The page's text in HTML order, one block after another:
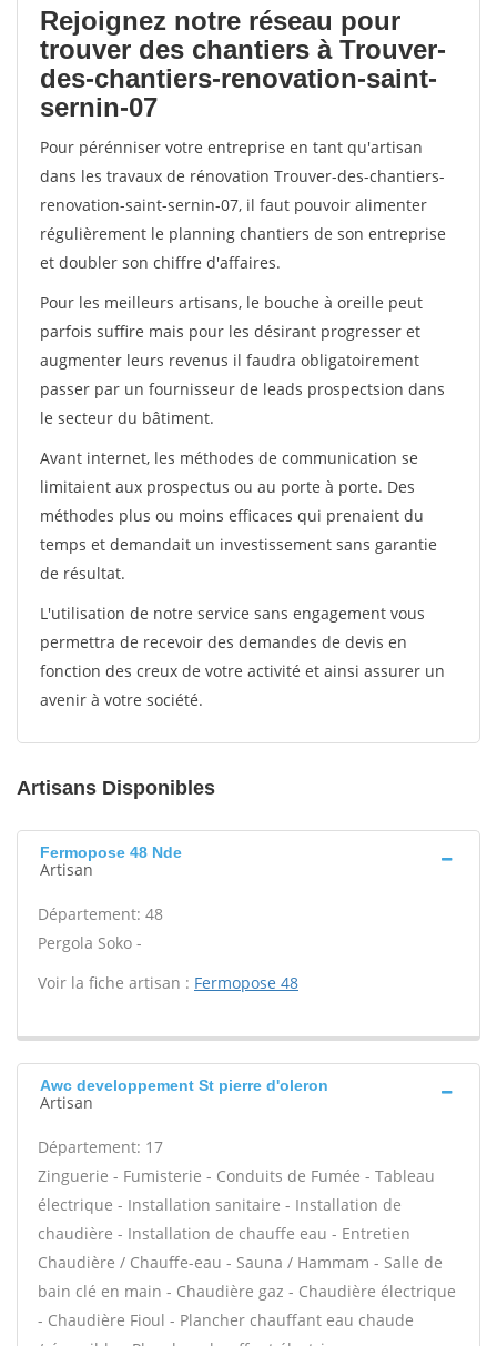
Rejoignez notre réseau pour
trouver des chantiers à Trouver-
des-chantiers-renovation-saint-
sernin-07
Pour pérénniser votre entreprise en tant qu'artisan
dans les travaux de rénovation Trouver-des-chantiers-
renovation-saint-sernin-07, il faut pouvoir alimenter
régulièrement le planning chantiers de son entreprise
et doubler son chiffre d'affaires.
Pour les meilleurs artisans, le bouche à oreille peut
parfois suffire mais pour les désirant progresser et
augmenter leurs revenus il faudra obligatoirement
passer par un fournisseur de leads prospectsion dans
le secteur du bâtiment.
Avant internet, les méthodes de communication se
limitaient aux prospectus ou au porte à porte. Des
méthodes plus ou moins efficaces qui prenaient du
temps et demandait un investissement sans garantie
de résultat.
L'utilisation de notre service sans engagement vous
permettra de recevoir des demandes de devis en
fonction des creux de votre activité et ainsi assurer un
avenir à votre société.
Artisans Disponibles
Fermopose 48 Nde
Artisan
Département: 48
Pergola Soko -
Voir la fiche artisan : Fermopose 48
Awc developpement St pierre d'oleron
Artisan
Département: 17
Zinguerie - Fumisterie - Conduits de Fumée - Tableau
électrique - Installation sanitaire - Installation de
chaudière - Installation de chauffe eau - Entretien
Chaudière / Chauffe-eau - Sauna / Hammam - Salle de
bain clé en main - Chaudière gaz - Chaudière électrique
- Chaudière Fioul - Plancher chauffant eau chaude